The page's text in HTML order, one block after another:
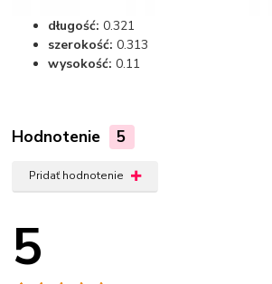
długość: 0.321
szerokość: 0.313
wysokość: 0.11
Hodnotenie 5
Pridať hodnotenie
5